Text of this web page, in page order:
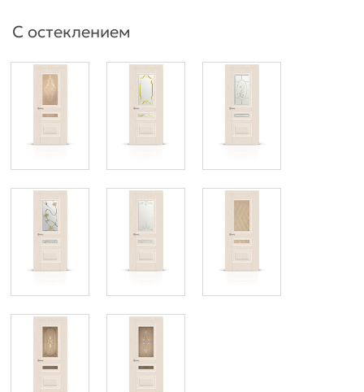
С остеклением